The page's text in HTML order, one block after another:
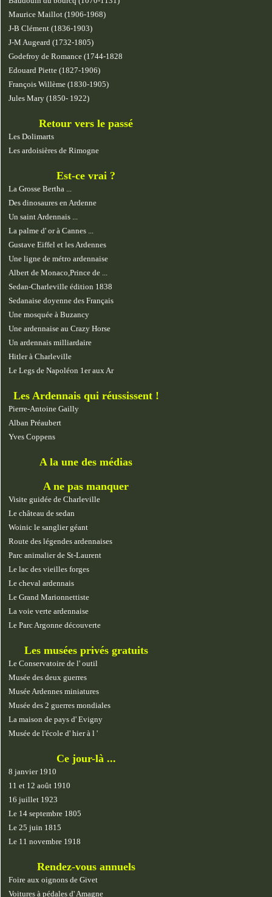
Maurice Maillot (1906-1968)
J-B Clément (1836-1903)
J-M Augeard (1732-1805)
Godefroy de Romance (1744-1828
Edouard Piette (1827-1906)
François Willème (1830-1905)
Jules Mary (1850- 1922)
Retour vers le passé
Les Dolimarts
Les ardoisières de Rimogne
Est-ce vrai ?
La Grosse Bertha ...
Des dinosaures en Ardenne
Un saint Ardennais ...
La palme d' or à Cannes ...
Gustave Eiffel et les Ardennes
Une ligne de métro ardennaise
Albert de Monaco,Prince de ...
Sedan-Charleville édition 1838
Sedanaise doyenne des Français
Une mosquée à Buzancy
Une ardennaise au Crazy Horse
Un ardennais milliardaire
Hitler à Charleville
Le Legs de Napoléon 1er aux Ar
Les Ardennais qui réussissent !
Pierre-Antoine Gailly
Alban Préaubert
Yves Coppens
A la une des médias
A ne pas manquer
Visite guidée de Charleville
Le château de sedan
Woinic le sanglier géant
Route des légendes ardennaises
Parc animalier de St-Laurent
Le lac des vieilles forges
Le cheval ardennais
Le Grand Marionnettiste
La voie verte ardennaise
Le Parc Argonne découverte
Les musées privés gratuits
Le Conservatoire de l' outil
Musée des deux guerres
Musée Ardennes miniatures
Musée des 2 guerres mondiales
La maison de pays d' Evigny
Musée de l'école d' hier à l '
Ce jour-là ...
8 janvier 1910
11 et 12 août 1910
16 juillet 1923
Le 14 septembre 1805
Le 25 juin 1815
Le 11 novembre 1918
Rendez-vous annuels
Foire aux oignons de Givet
Voitures à pédales d' Amagne